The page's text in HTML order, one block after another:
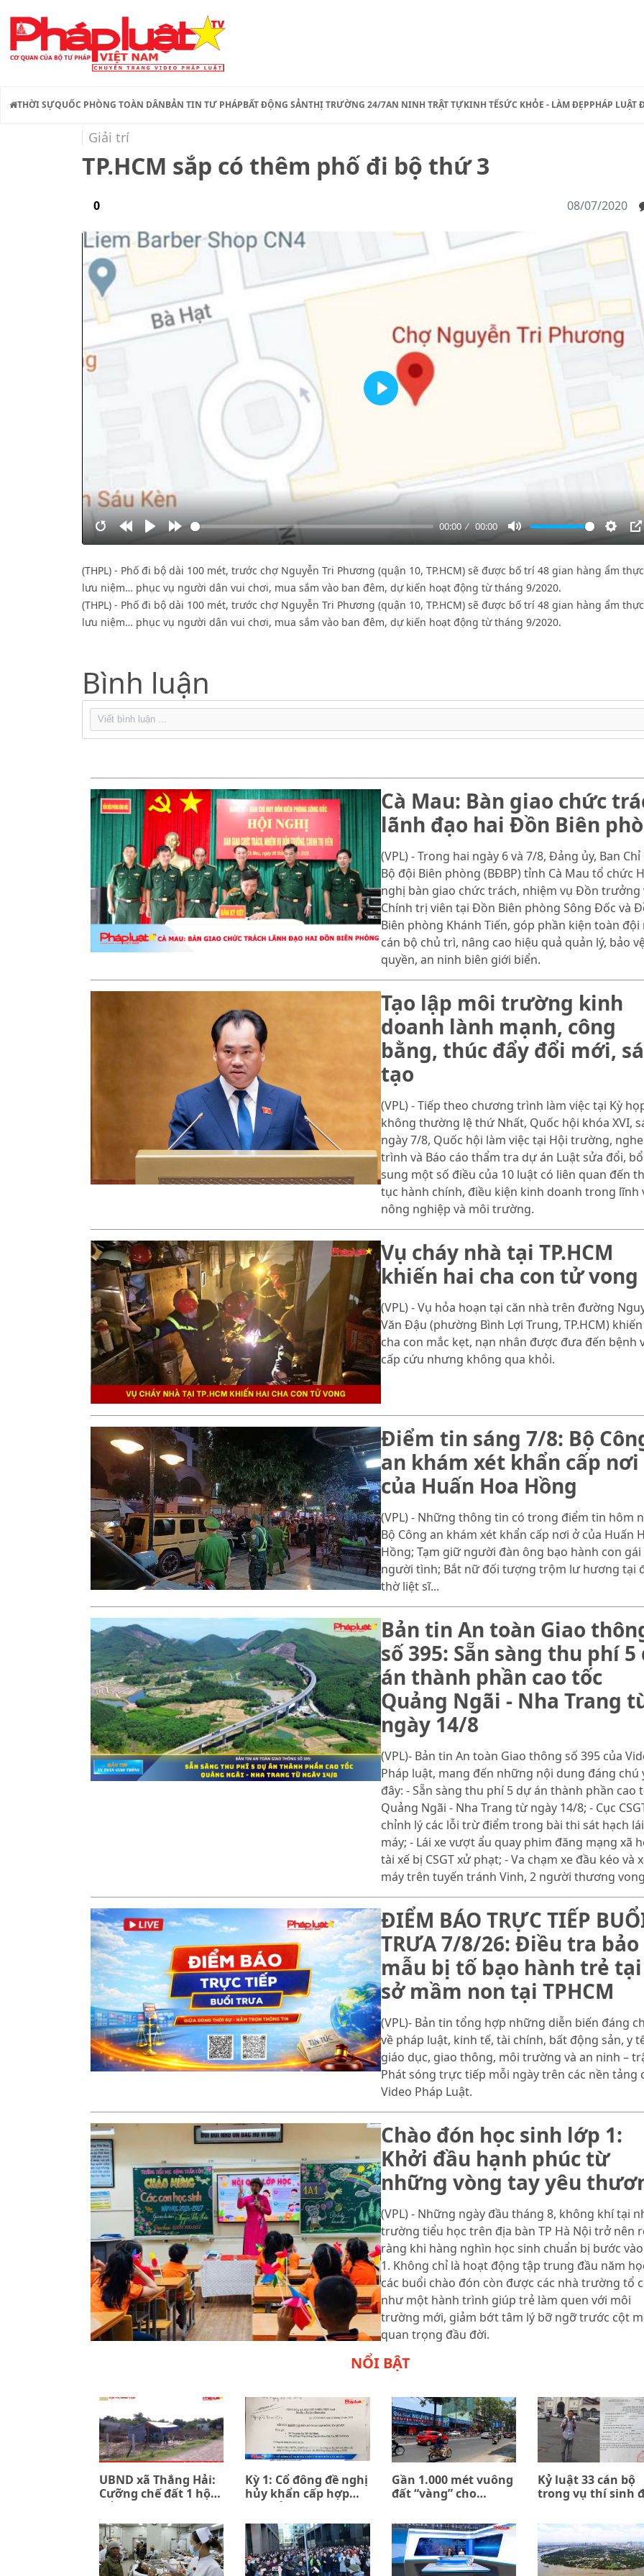
THỜI SỰQUỐC PHÒNG TOÀN DÂNBẢN TIN TƯ PHÁPBẤT ĐỘNG SẢNTHỊ TRƯỜNG 24/7AN NINH TRẬT TỰKINH TẾSỨC KHỎE - LÀM ĐẸPPHÁP LUẬT
Giải trí
TP.HCM sắp có thêm phố đi bộ thứ 3
0 08/07/2020
RestartRewindPlay Forward
00:00 00:00
Mute
Play
(THPL) - Phố đi bộ dài 100 mét, trước chợ Nguyễn Tri Phương (quận 10, TP.HCM) sẽ được bố trí 48 gian hàng ẩm
lưu niệm… phục vụ người dân vui chơi, mua sắm vào ban đêm, dự kiến hoạt động từ tháng 9/2020.
(THPL) - Phố đi bộ dài 100 mét, trước chợ Nguyễn Tri Phương (quận 10, TP.HCM) sẽ được bố trí 48 gian hàng ẩm
lưu niệm… phục vụ người dân vui chơi, mua sắm vào ban đêm, dự kiến hoạt động từ tháng 9/2020.
Bình luận
Cà Mau: Bàn giao chức
lãnh đạo hai Đồn Biên
(VPL) - Trong hai ngày 6 và 7/8, Đảng ủy, Ban Chỉ
Bộ đội Biên phòng (BĐBP) tỉnh Cà Mau tổ chức
nghị bàn giao chức trách, nhiệm vụ Đồn trưởng
Chính trị viên tại Đồn Biên phòng Sông Đốc và
Biên phòng Khánh Tiến, góp phần kiện toàn đội
cán bộ chủ trì, nâng cao hiệu quả quản lý, bảo
quyền, an ninh biên giới biển.
Tạo lập môi trường kinh
doanh lành mạnh, công
bằng, thúc đẩy đổi mới,
tạo
(VPL) - Tiếp theo chương trình làm việc tại Kỳ
không thường lệ thứ Nhất, Quốc hội khóa XVI,
ngày 7/8, Quốc hội làm việc tại Hội trường, nghe
trình và Báo cáo thẩm tra dự án Luật sửa đổi, bổ
sung một số điều của 10 luật có liên quan đến
tục hành chính, điều kiện kinh doanh trong lĩnh
nông nghiệp và môi trường.
Vụ cháy nhà tại TP.HCM
khiến hai cha con tử vong
(VPL) - Vụ hỏa hoạn tại căn nhà trên đường
Văn Đậu (phường Bình Lợi Trung, TP.HCM)
cha con mắc kẹt, nạn nhân được đưa đến bệnh
cấp cứu nhưng không qua khỏi.
Điểm tin sáng 7/8: Bộ
an khám xét khẩn cấp nơi
của Huấn Hoa Hồng
(VPL) - Những thông tin có trong điểm tin hôm
Bộ Công an khám xét khẩn cấp nơi ở của Huấn
Hồng; Tạm giữ người đàn ông bạo hành con gái
người tình; Bắt nữ đối tượng trộm lư hương tại
thờ liệt sĩ...
Bản tin An toàn Giao
số 395: Sẵn sàng thu phí
án thành phần cao tốc
Quảng Ngãi - Nha Trang
ngày 14/8
(VPL)- Bản tin An toàn Giao thông số 395 của
Pháp luật, mang đến những nội dung đáng chú
đây: - Sẵn sàng thu phí 5 dự án thành phần cao
Quảng Ngãi - Nha Trang từ ngày 14/8; - Cục
chỉnh lý các lỗi trừ điểm trong bài thi sát hạch
máy; - Lái xe vượt ẩu quay phim đăng mạng xã
tài xế bị CSGT xử phạt; - Va chạm xe đầu kéo và
máy trên tuyến tránh Vinh, 2 người thương
ĐIỂM BÁO TRỰC TIẾP
TRƯA 7/8/26: Điều tra bảo
mẫu bị tố bạo hành trẻ
sở mầm non tại TPHCM
(VPL)- Bản tin tổng hợp những diễn biến đáng
về pháp luật, kinh tế, tài chính, bất động sản, y
giáo dục, giao thông, môi trường và an ninh –
Phát sóng trực tiếp mỗi ngày trên các nền tảng
Video Pháp Luật.
Chào đón học sinh lớp 1:
Khởi đầu hạnh phúc từ
những vòng tay yêu
(VPL) - Những ngày đầu tháng 8, không khí tại
trường tiểu học trên địa bàn TP Hà Nội trở nên
ràng khi hàng nghìn học sinh chuẩn bị bước
1. Không chỉ là hoạt động tập trung đầu năm
các buổi chào đón còn được các nhà trường tổ
như một hành trình giúp trẻ làm quen với môi
trường mới, giảm bớt tâm lý bỡ ngỡ trước cột
quan trọng đầu đời.
NỔI BẬT
UBND xã Thắng Hải:
Cưỡng chế đất 1 hộ
để đền bù 7 hộ (kỳ 1)
Kỳ 1: Cổ đông đề nghị
hủy khẩn cấp hợp
đồng ủy quyền giữa
PPIP và Sacombank
Gần 1.000 mét vuông
đất “vàng” cho
Kỷ luật 33 cán bộ
trong vụ thí sinh
trả về